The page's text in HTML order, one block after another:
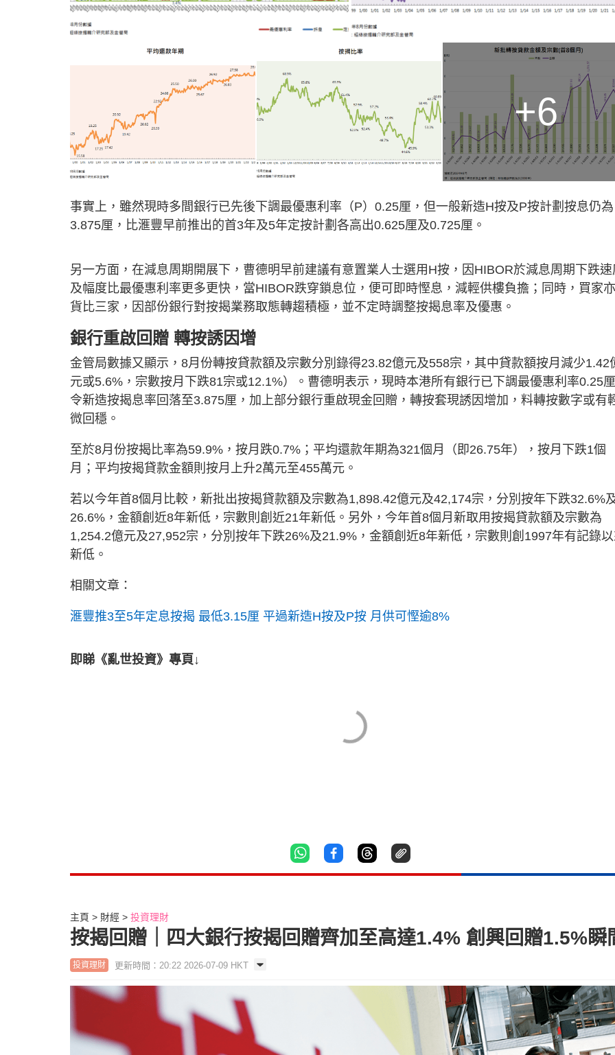
+6
事實上，雖然現時多間銀行已先後下調最優惠利率（P）0.25厘，但一般新造H按及P按計劃按息仍為
3.875厘，比滙豐早前推出的首3年及5年定按計劃各高出0.625厘及0.725厘。
另一方面，在減息周期開展下，曹德明早前建議有意置業人士選用H按，因HIBOR於減息周期下跌速
及幅度比最優惠利率更多更快，當HIBOR跌穿鎖息位，便可即時慳息，減輕供樓負擔；同時，買家
貨比三家，因部份銀行對按揭業務取態轉趨積極，並不定時調整按揭息率及優惠。
銀行重啟回贈 轉按誘因增
金管局數據又顯示，8月份轉按貸款額及宗數分別錄得23.82億元及558宗，其中貸款額按月減少1.42
元或5.6%，宗數按月下跌81宗或12.1%）。曹德明表示，現時本港所有銀行已下調最優惠利率0.25
令新造按揭息率回落至3.875厘，加上部分銀行重啟現金回贈，轉按套現誘因增加，料轉按數字或有
微回穩。
至於8月份按揭比率為59.9%，按月跌0.7%；平均還款年期為321個月（即26.75年），按月下跌1個
月；平均按揭貸款金額則按月上升2萬元至455萬元。
若以今年首8個月比較，新批出按揭貸款額及宗數為1,898.42億元及42,174宗，分別按年下跌32.6%
26.6%，金額創近8年新低，宗數則創近21年新低。另外，今年首8個月新取用按揭貸款額及宗數為
1,254.2億元及27,952宗，分別按年下跌26%及21.9%，金額創近8年新低，宗數則創1997年有記錄
新低。
相關文章：
滙豐推3至5年定息按揭 最低3.15厘 平過新造H按及P按 月供可慳逾8%
即睇《亂世投資》專頁↓
主頁 財經 投資理財
按揭回贈｜四大銀行按揭回贈齊加至高達1.4% 創興回贈1.5%瞬
投資理財 更新時間：20:22 2026-07-09 HKT